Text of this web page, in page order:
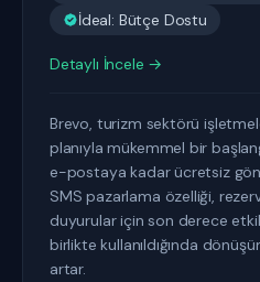
İdeal: Bütçe Dostu
Detaylı İncele →
Brevo, turizm sektörü
planıyla mükemmel bir
e-postaya kadar ücretsiz
SMS pazarlama özelliği,
duyurular için son derece
birlikte kullanıldığında
artar.